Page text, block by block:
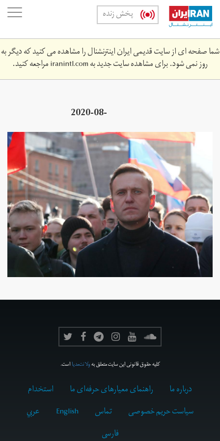
Skip
main
content
پخش زنده
شما صفحه ای از سایت قدیمی ایران اینترنشنال را مشاهده می کنید که دیگر به
روز نمی شود. برای مشاهده سایت جدید بهiranintl.comمراجعه کنید.
2020-08-
politics-navalny-kremlin.jpg
کلیه حقوق قانونی این سایت متعلق بهولانت‌مدیااست.
درباره ما راهنمای معیارهای حرفه‌ای ما
استخدام
سیاست حریم خصوصی
تماس English
عربي
فارسى